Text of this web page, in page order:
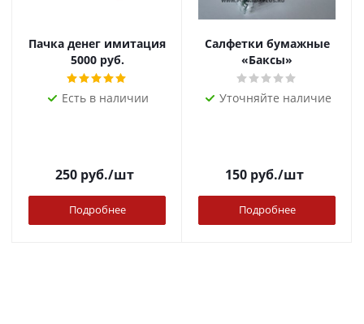
Пачка денег имитация
5000 руб.
Есть в наличии
250руб./шт
Подробнее
Салфетки бумажные
«Баксы»
Уточняйте наличие
150руб./шт
Подробнее